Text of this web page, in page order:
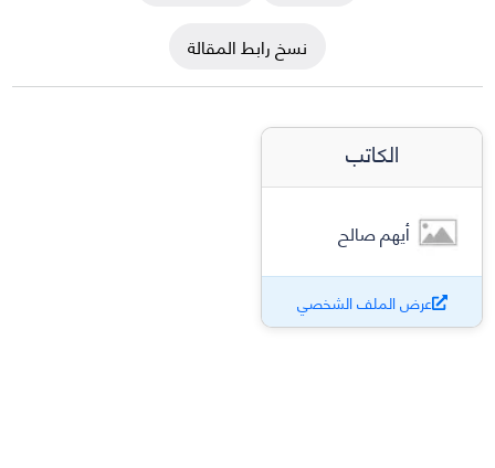
نسخ رابط المقالة
الكاتب
أيهم صالح
عرض الملف الشخصي